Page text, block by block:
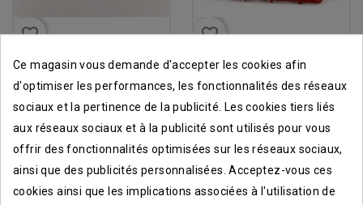
favorite_border
attrapeur elfe
13,00 € 11,70 €
favorite_border
équipe de la noblesse...
37,70 € 33,93 €
-90%
Ce magasin vous demande d'accepter les cookies afin
d'optimiser les performances, les fonctionnalités des réseaux
sociaux et la pertinence de la publicité. Les cookies tiers liés
aux réseaux sociaux et à la publicité sont utilisés pour vous
offrir des fonctionnalités optimisées sur les réseaux sociaux,
ainsi que des publicités personnalisées. Acceptez-vous ces
cookies ainsi que les implications associées à l'utilisation de